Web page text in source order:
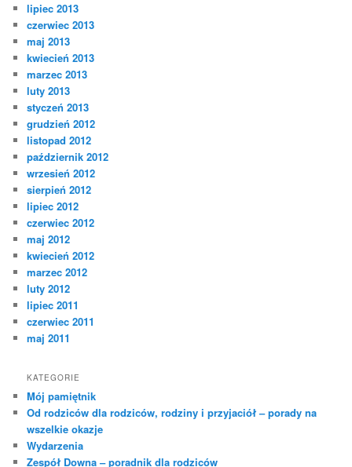
lipiec 2013
czerwiec 2013
maj 2013
kwiecień 2013
marzec 2013
luty 2013
styczeń 2013
grudzień 2012
listopad 2012
październik 2012
wrzesień 2012
sierpień 2012
lipiec 2012
czerwiec 2012
maj 2012
kwiecień 2012
marzec 2012
luty 2012
lipiec 2011
czerwiec 2011
maj 2011
KATEGORIE
Mój pamiętnik
Od rodziców dla rodziców, rodziny i przyjaciół – porady na
wszelkie okazje
Wydarzenia
Zespół Downa – poradnik dla rodziców